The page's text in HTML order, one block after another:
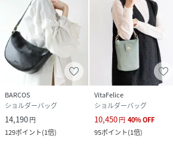
BARCOS
ショルダーバッグ
14,190円
129ポイント(1倍)
VitaFelice
ショルダーバッグ
10,450円 40%OFF
95ポイント(1倍)